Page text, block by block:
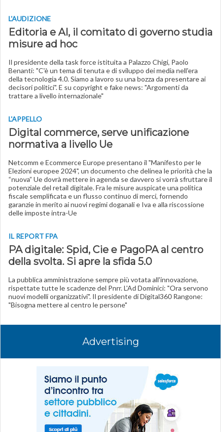
L'AUDIZIONE
Editoria e AI, il comitato di governo studia
misure ad hoc
Il presidente della task force istituita a Palazzo Chigi, Paolo
Benanti: "C'è un tema di tenuta e di sviluppo dei media nell'era
della tecnologia 4.0. Siamo a lavoro su una bozza da presentare ai
decisori politici". E su copyright e fake news: "Argomenti da
trattare a livello internazionale"
L'APPELLO
Digital commerce, serve unificazione
normativa a livello Ue
Netcomm e Ecommerce Europe presentano il "Manifesto per le
Elezioni europee 2024", un documento che delinea le priorità che la
“nuova” Ue dovrà mettere in agenda se davvero si vorrà sfruttare il
potenziale del retail digitale. Fra le misure auspicate una politica
fiscale semplificata e un flusso continuo di merci, fornendo
garanzie in merito ai nuovi regimi doganali e Iva e alla riscossione
delle imposte intra-Ue
IL REPORT FPA
PA digitale: Spid, Cie e PagoPA al centro
della svolta. Si apre la sfida 5.0
La pubblica amministrazione sempre più votata all'innovazione,
rispettate tutte le scadenze del Pnrr. L'Ad Dominici: "Ora servono
nuovi modelli organizzativi". Il presidente di Digital360 Rangone:
"Bisogna mettere al centro le persone"
Advertising